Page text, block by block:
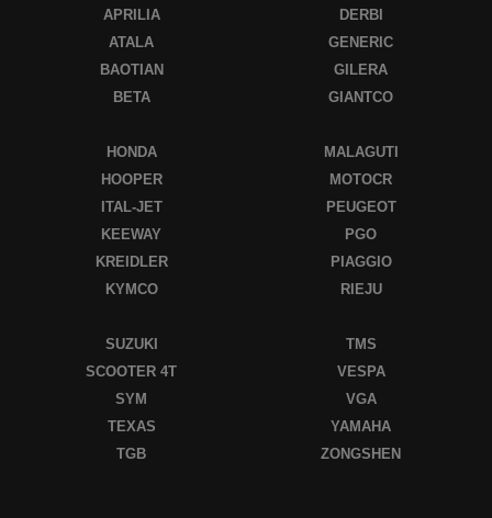
APRILIA
ATALA
BAOTIAN
BETA
DERBI
GENERIC
GILERA
GIANTCO
HONDA
HOOPER
ITAL-JET
KEEWAY
KREIDLER
KYMCO
MALAGUTI
MOTOCR
PEUGEOT
PGO
PIAGGIO
RIEJU
SUZUKI
SCOOTER 4T
SYM
TEXAS
TGB
TMS
VESPA
VGA
YAMAHA
ZONGSHEN